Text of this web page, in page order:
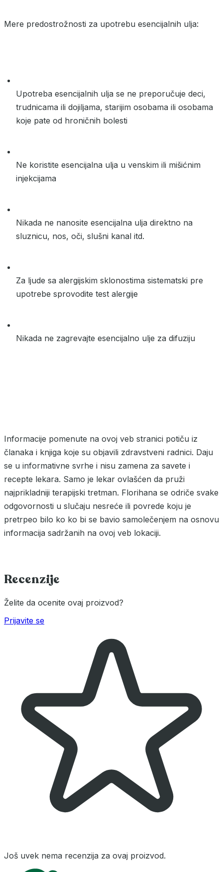
Mere predostrožnosti za upotrebu esencijalnih ulja:
Upotreba esencijalnih ulja se ne preporučuje deci,
trudnicama ili dojiljama, starijim osobama ili osobama
koje pate od hroničnih bolesti
Ne koristite esencijalna ulja u venskim ili mišićnim
injekcijama
Nikada ne nanosite esencijalna ulja direktno na
sluznicu, nos, oči, slušni kanal itd.
Za ljude sa alergijskim sklonostima sistematski pre
upotrebe sprovodite test alergije
Nikada ne zagrevajte esencijalno ulje za difuziju
Informacije pomenute na ovoj veb stranici potiču iz
članaka i knjiga koje su objavili zdravstveni radnici. Daju
se u informativne svrhe i nisu zamena za savete i
recepte lekara. Samo je lekar ovlašćen da pruži
najprikladniji terapijski tretman. Florihana se odriče svake
odgovornosti u slučaju nesreće ili povrede koju je
pretrpeo bilo ko ko bi se bavio samolečenjem na osnovu
informacija sadržanih na ovoj veb lokaciji.
Recenzije
Želite da ocenite ovaj proizvod?
Prijavite se
Još uvek nema recenzija za ovaj proizvod.